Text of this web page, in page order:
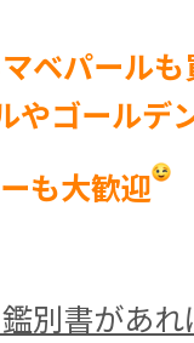
ベパール
やゴールデ
も大歓迎
別書があ